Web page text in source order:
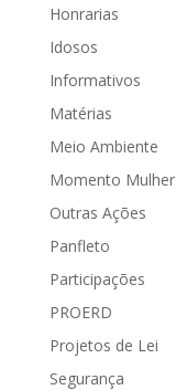
Honrarias
Idosos
Informativos
Matérias
Meio Ambiente
Momento Mulher
Outras Ações
Panfleto
Participações
PROERD
Projetos de Lei
Segurança